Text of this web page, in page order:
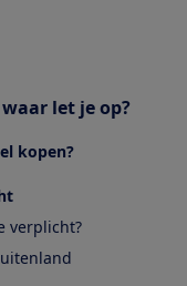
let je op?
kopen?
verplicht?